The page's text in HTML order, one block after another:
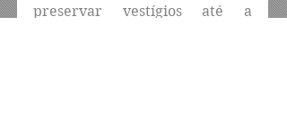
preservar vestígios até a